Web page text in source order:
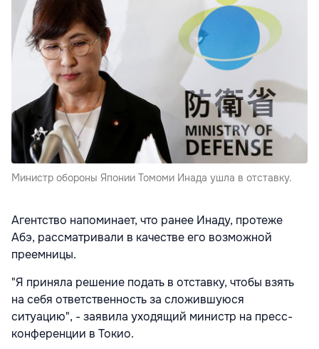
Министр обороны Японии Томоми Инада ушла в отставку.
Агентство напоминает, что ранее Инаду, протеже
Абэ, рассматривали в качестве его возможной
преемницы.
"Я приняла решение подать в отставку, чтобы взять
на себя ответственность за сложившуюся
ситуацию", - заявила уходящий министр на пресс-
конференции в Токио.